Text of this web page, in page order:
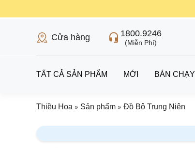
Cửa hàng 1800.9246
(Miễn Phí)
TẤT CẢ SẢN PHẨM MỚI BÁN CHẠY
Thiều Hoa » Sản phẩm » Đồ Bộ Trung Niên